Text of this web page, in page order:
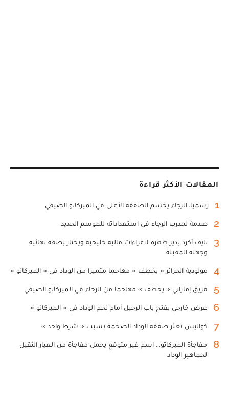
المقالات الأكثر قراءة
1 رسميا..الرجاء يحسم الصفقة الأغلى في الميركاتو الصيفي
2 صدمة لمدرب الرجاء في استعداداته للموسم الجديد
3
نايف أكرد يدير ظهره لاغراءات مالية خليجية ويختار بصفة نهائية
وجهته المقبلة
4 مولودية الجزائر « يخطف » مهاجما متميزا من الوداد في « الميركاتو »
5 فريق إماراتي « يخطف » مهاجما من الرجاء في الميركاتو الصيفي
6 عرض خارجي يفتح باب الرحيل أمام نجم الوداد في « الميركاتو »
7 كواليس تعثر صفقة الوداد الضخمة بسبب « شرط واحد »
8
مفاجأة الميركاتو... اسم غير متوقع يحمل مفاجأة من العيار الثقيل
لجماهير الوداد